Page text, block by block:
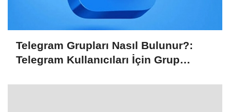
Telegram Grupları Nasıl Bulunur?:
Telegram Kullanıcıları İçin Grup